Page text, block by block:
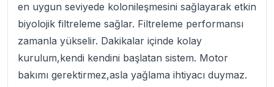
en uygun seviyede kolonileşmesini sağlayarak etkin
biyolojik filtreleme sağlar. Filtreleme performansı
zamanla yükselir. Dakikalar içinde kolay
kurulum,kendi kendini başlatan sistem. Motor
bakımı gerektirmez,asla yağlama ihtiyacı duymaz.